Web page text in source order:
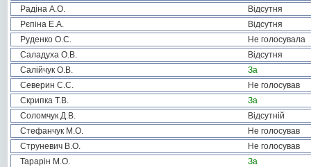
Радіна А.О.
Відсутня
Рєпіна Е.А.
Відсутня
Руденко О.С.
Не голосувала
Саладуха О.В.
Відсутня
Салійчук О.В.
За
Северин С.С.
Не голосував
Скрипка Т.В.
За
Соломчук Д.В.
Відсутній
Стефанчук М.О.
Не голосував
Струневич В.О.
Не голосував
Тарарін М.О.
За